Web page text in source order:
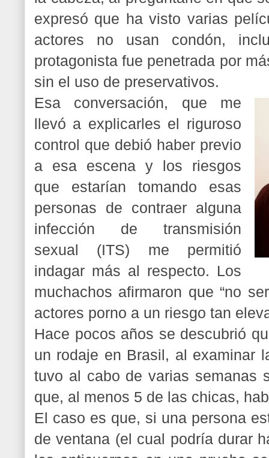
expresó que ha visto varias
actores no usan condón,
protagonista fue penetrada por
sin el uso de preservativos.
Esa conversación, que me
llevó a explicarles el riguroso
control que debió haber previo
a esa escena y los riesgos
que estarían tomando esas
personas de contraer alguna
infección de transmisión
sexual (ITS) me permitió
indagar más al respecto. Los
muchachos afirmaron que “no
actores porno a un riesgo tan
Hace pocos años se descubrió
un rodaje en Brasil, al examinar
tuvo al cabo de varias semanas
que, al menos 5 de las chicas,
El caso es que, si una persona
de ventana (el cual podría durar